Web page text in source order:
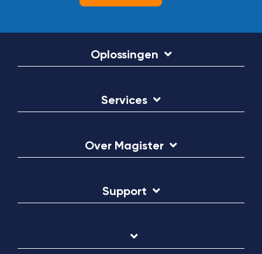
Oplossingen
Services
Over Magister
Support